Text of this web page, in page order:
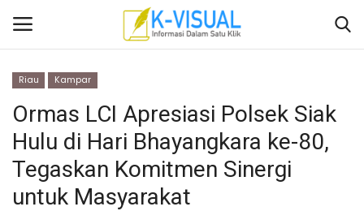
Beranda
Contact
Riau Kampar
Ormas LCI Apresiasi Polsek Siak
Hulu di Hari Bhayangkara ke-80,
Tegaskan Komitmen Sinergi
untuk Masyarakat